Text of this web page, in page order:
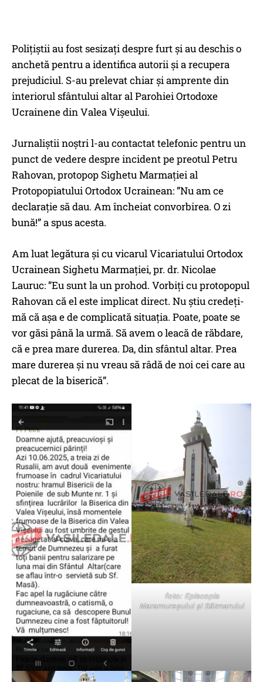
Polițiștii au fost sesizați despre furt și au deschis o
anchetă pentru a identifica autorii și a recupera
prejudiciul. S-au prelevat chiar și amprente din
interiorul sfântului altar al Parohiei Ortodoxe
Ucrainene din Valea Vișeului.
Jurnaliștii noștri l-au contactat telefonic pentru un
punct de vedere despre incident pe preotul Petru
Rahovan, protopop Sighetu Marmației al
Protopopiatului Ortodox Ucrainean: ”Nu am ce
declarație să dau. Am încheiat convorbirea. O zi
bună!” a spus acesta.
Am luat legătura și cu vicarul Vicariatului Ortodox
Ucrainean Sighetu Marmației, pr. dr. Nicolae
Lauruc: ”Eu sunt la un prohod. Vorbiți cu protopopul
Rahovan că el este implicat direct. Nu știu credeți-
mă că așa e de complicată situația. Poate, poate se
vor găsi până la urmă. Să avem o leacă de răbdare,
că e prea mare durerea. Da, din sfântul altar. Prea
mare durerea și nu vreau să râdă de noi cei care au
plecat de la biserică”.
foto: Episcopia
Maramureșului și Sătmarului